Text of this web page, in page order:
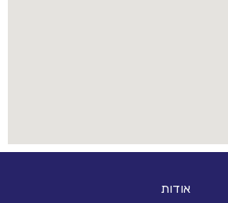
אודות